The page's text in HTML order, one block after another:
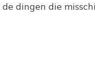
dingen die